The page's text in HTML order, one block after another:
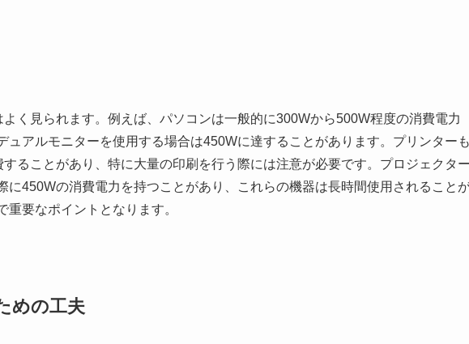
く見られます。例えば、パソコンは一般的に300Wから500W程度の消費電力
ュアルモニターを使用する場合は450Wに達することがあります。プリンター
ることがあり、特に大量の印刷を行う際には注意が必要です。プロジェクタ
に450Wの消費電力を持つことがあり、これらの機器は長時間使用されること
要なポイントとなります。
めの工夫